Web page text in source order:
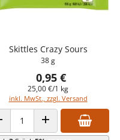
Skittles Crazy Sours
38 g
0,95 €
25,00 €/1 kg
inkl. MwSt., zzgl. Versand
VERRINGERN
ANZAHL ERHÖHEN